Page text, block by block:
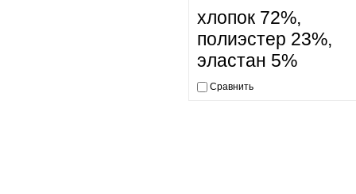
хлопок 72%,
полиэстер 23%,
эластан 5%
Сравнить